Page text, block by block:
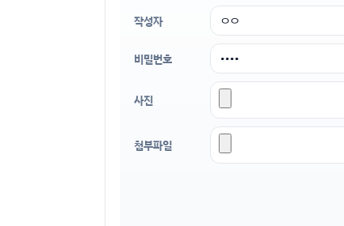
작성자
비밀번호
사진
첨부파일